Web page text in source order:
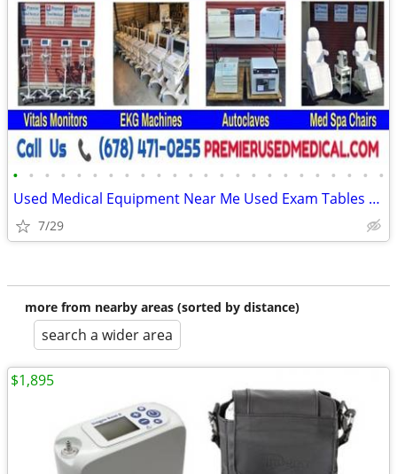
• • • • • • • • • • • • • • • • • • • • • • • •
Used Medical Equipment Near Me Used Exam Tables for Sale -Shipped 2U!
7/29
more from nearby areas (sorted by distance)
search a wider area
$1,895